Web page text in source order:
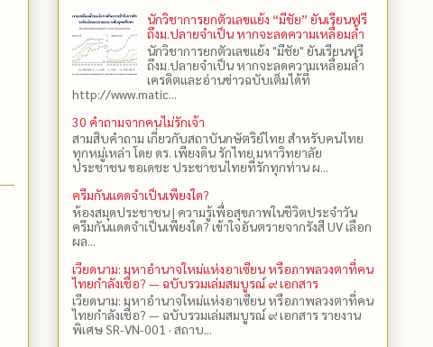
นักวิชาการยกตัวเลขแย้ง “มีชัย” ยันเรียนฟรี
ถึงม.ปลายจำเป็น หากจะลดความเหลื่อมล้ำ
นักวิชาการยกตัวเลขแย้ง "มีชัย" ยันเรียนฟรี
ถึงม.ปลายจำเป็น หากจะลดความเหลื่อมล้ำ
เครดิตและอ่านข่าวฉบับเต็มได้ที่
http://www.matic...
30 คำถามจากคนไม่รักเจ้า
สามสิบคำถาม เกี่ยวกับสถาบันกษัตริย์ไทย สำหรับคนไทย
ทุกหมู่เหล่า โดย ดร.​ เพียงดิน รักไทย มหาวิทยาลัย
ประชาชน ขอเดชะ ประชาชนไทยที่รักทุกท่าน ผ...
ครีมกันแดดจำเป็นเพียงใด?
ห้องสมุดประชาชน | ความรู้เพื่อสุขภาพในชีวิตประจำวัน
ครีมกันแดดจำเป็นเพียงใด? เข้าใจอันตรายจากรังสี UV เลือก
ผล...
เวียดนาม: มหาอำนาจใหม่แห่งอาเซียน หรือภาพลวงตาที่คน
ไทยกำลังเชื่อ? — ฉบับรวมเล่มสมบูรณ์ ๙ เอกสาร
เวียดนาม: มหาอำนาจใหม่แห่งอาเซียน หรือภาพลวงตาที่คน
ไทยกำลังเชื่อ? — ฉบับรวมเล่มสมบูรณ์ ๙ เอกสาร รายงาน
พิเศษ SR-VN-001 · สถาบ...